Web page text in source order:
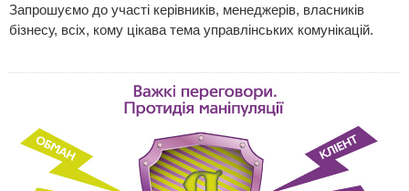
Запрошуємо до участі керівників, менеджерів, власників
бізнесу, всіх, кому цікава тема управлінських комунікацій.